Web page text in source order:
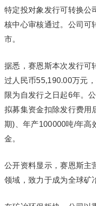
特定投对象发行可转换公
核中心审核通过。公司可
市。
据悉，赛恩斯本次发行可
过人民币55,190.00万元
限为自发行之日起6年。
拟募集资金扣除发行费用
期)、年产100000吨/年高
金。
公开资料显示，赛恩斯主
领域，致力于成为全球矿